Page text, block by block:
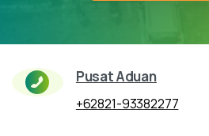
Pusat Aduan
+62821-93382277